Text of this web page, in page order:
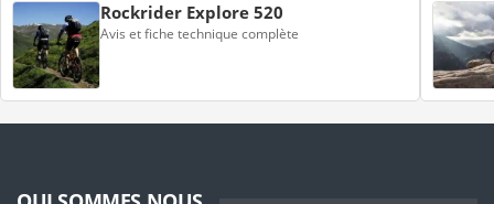
Rockrider Explore 520
Avis et fiche technique complète